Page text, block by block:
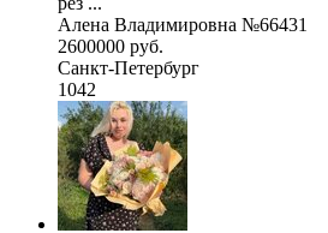
Алена Владимировна №66431
2600000 руб.
Санкт-Петербург
1042